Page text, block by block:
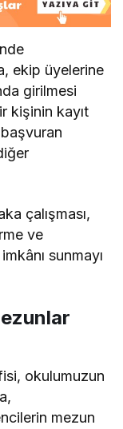
ekip üyelerine
girilmesi
kişinin kayıt
çalışması,
ve
sunmayı
okulumuzun
mezun